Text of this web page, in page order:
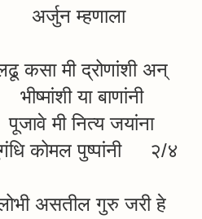
अर्जुन म्हणाला
कसा मी द्रोणांशी अन्
भीष्मांशी या बाणांनी
पूजावे मी नित्य जयांना
कोमल पुष्पांनी २/४
असतील गुरु जरी हे